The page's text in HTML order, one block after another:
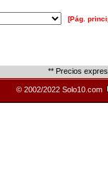
[Pág.
** Precios
© 2002/2022 Solo10.com